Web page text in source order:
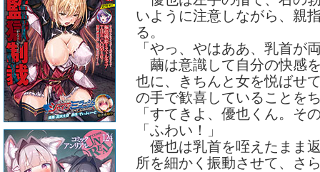
いように注意しながら、親
る。
「やっ、やはああ、乳首が
繭は意識して自分の快感
也に、きちんと女を悦ばせ
の手で歓喜していることを
「すてきよ、優也くん。そ
「ふわい！」
優也は乳首を咥えたまま
所を細かく振動させて、さ